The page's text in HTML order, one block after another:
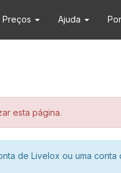
Preços Ajuda
esta página.
de Livelox ou uma conta